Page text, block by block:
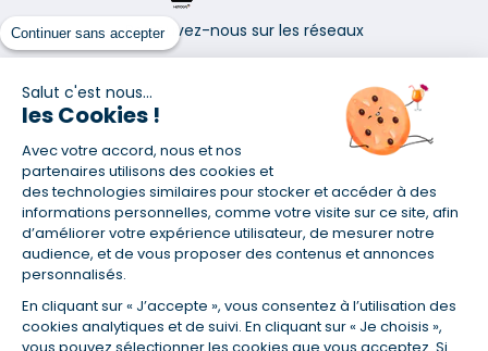
Continuer sans accepter
Salut c'est nous...
les Cookies !
Avec votre accord, nous et nos
partenaires utilisons des cookies et
des technologies similaires pour stocker et accéder à des
informations personnelles, comme votre visite sur ce site, afin
d’améliorer votre expérience utilisateur, de mesurer notre
audience, et de vous proposer des contenus et annonces
personnalisés.
En cliquant sur « J’accepte », vous consentez à l’utilisation des
cookies analytiques et de suivi. En cliquant sur « Je choisis »,
vous pouvez sélectionner les cookies que vous acceptez. Si
Retrouvez-nous sur les réseaux
(1) Taux fixe national hors assurance et selon votre profil
(2) Économie de 65 % pour l'assurance d'un prêt amortissable de 330
457,23 € à 0,90 % sur 19,5 ans, accordé à un salarié non cadre assuré à
100 % (décès, PTIA, IPP, ITT, IPP) âgé de 36 ans fumeur et une personne
salariée non cadre assurée à 100 % (décès, PTIA, IPP, ITT, IPP) âgée de 35
ans et non-fumeur, tous deux sans risque médical connu. Au
14/07/2019, coût de l'assurance proposée par la banque 179,08 €/mois
en moyenne contre 64,60 €/mois en moyenne au 14/07/2022 avec
Empruntis.com (TAEA : 0,44 %, coût total de l'assurance : 15 117,65 €).
(3) Taux minimum pour un crédit consommation d'un montant fixé entre